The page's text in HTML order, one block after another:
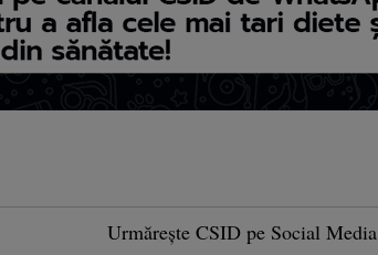
Urmărește CSID pe Social Media